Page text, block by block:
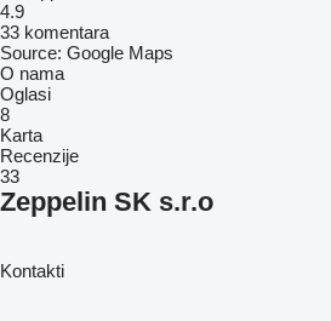
4.9
33 komentara
Source: Google Maps
O nama
Oglasi
8
Karta
Recenzije
33
Zeppelin SK s.r.o
Kontakti